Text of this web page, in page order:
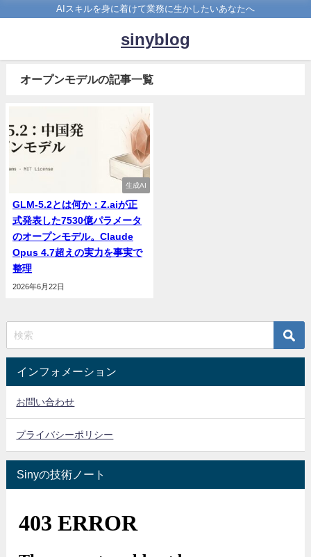
AIスキルを身に着けて業務に生かしたいあなたへ
sinyblog
オープンモデルの記事一覧
生成AI
GLM-5.2とは何か：Z.aiが正
式発表した7530億パラメータ
のオープンモデル。Claude
Opus 4.7超えの実力を事実で
整理
2026年6月22日
インフォメーション
お問い合わせ
プライバシーポリシー
Sinyの技術ノート